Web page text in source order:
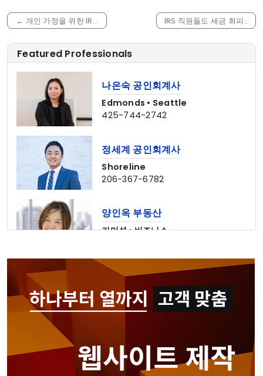
← 개인 가정을 위한 IRA
청정 에너지 세액 공제 안
내
IRS 직원들도 세금 회피?
미납 세금만 5천만 달러!
→
Featured Professionals
나은숙 공인회계사
Edmonds • Seattle
425-744-2742
정세계 공인회계사
Shoreline
206-367-6782
양인옥 부동산
커머셜 • 비즈니스
CPADowntown Team
웹사이트 제작 & 마케팅 전문
Seattle • Bellevue
206-678-4148